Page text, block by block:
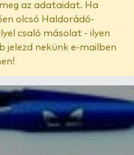
az adataidat. Ha
olcsó Haldorádó-
csaló másolat - ilyen
jelezd nekünk e-mailben